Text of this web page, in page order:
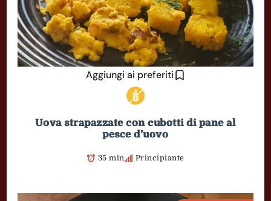
Aggiungi ai preferiti
Uova strapazzate con cubotti di pane al
pesce d’uovo
35 min Principiante